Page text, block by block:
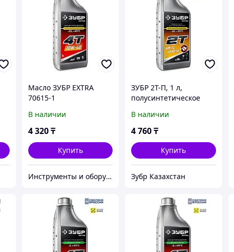
Масло ЗУБР EXTRA
70615-1
В наличии
4 320₸
Купить
Инструменты и оборудование StellarTrade
ЗУБР 2Т-П, 1 л,
полусинтетическое
двигателей, EXTRA
(70603-1)
В наличии
4 760₸
Купить
Зубр Казахстан